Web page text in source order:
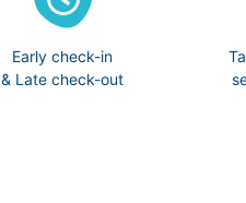
Early check-in
& Late check-out